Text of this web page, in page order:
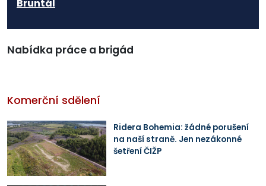
Bruntál
Nabídka práce a brigád
Komerční sdělení
Ridera Bohemia: žádné porušení
na naší straně. Jen nezákonné
šetření ČIŽP